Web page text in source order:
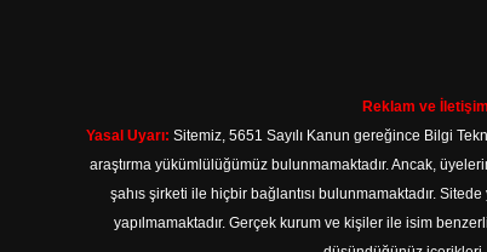
Reklam ve
Yasal Uyarı: Sitemiz, 5651 Sayılı Kanun gereğince Bilgi
araştırma yükümlülüğümüz bulunmamaktadır. Ancak,
şahıs şirketi ile hiçbir bağlantısı bulunmamaktadır.
yapılmamaktadır. Gerçek kurum ve kişiler ile isim